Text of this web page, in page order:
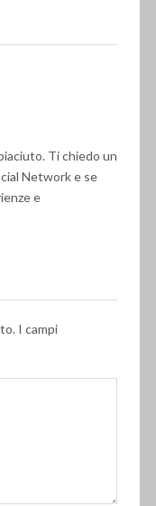
Ti chiedo un
Network e se
e
I campi